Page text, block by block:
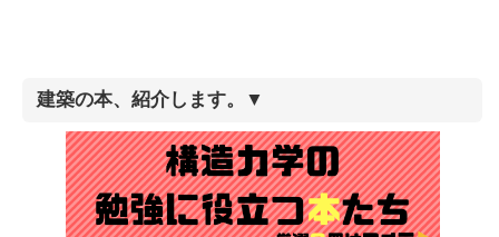
建築の本、紹介します。▼